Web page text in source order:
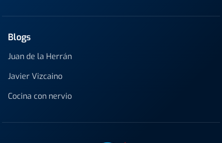
Blogs
Juan de la Herrán
Javier Vizcaino
Cocina con nervio